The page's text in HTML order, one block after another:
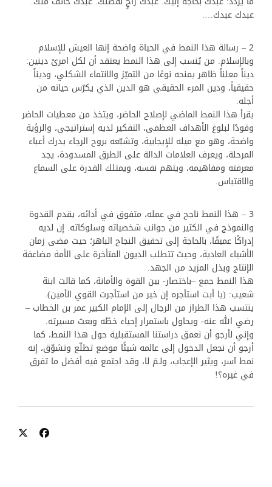
عبدك عبدك….
2 – رسالة هذا النمط في الحياة واضحة إنها العيش للإسلام
وبالإسلام. من يُنسب إلى هذا النمط يعتقد أن لكل امرئ دينين:
ديناً معلناً ظاهر يمنحه نوعًا من التميّز والانتماء الشكلي، وديناً
حقيقياً، ودين المرء الحقيقي هو الدين الذي يكرّس حياته من
أجله.
يقرأ هذا النمط الماضي لإصلاح الحاضر، ويتخذ من معطيات الحاضر
وقودًا لبلوغ الأهداف العظمى، التفكير لديه إستراتيجي، والرؤية
واضحة، وهو مع ميله للإيجابية، وتشبّعه بروح الرجاء يدرك أعباء
المرحلة، ويعرف العلامات الدالة على الطرق المسدودة، يجد
معرفته ومفاهيمه، ويتهم نفسه، ويمتلك القدرة على السماع
والاقتباس.
3 – هذا النمط ناجح في عمله، متفوق في أدائه، يقدم القدوة
والنموذج في الكثير من جوانب شخصياته وسلوكاته. إن لديه
إدراكًا عميقًا، بالحاجة إلى تحقيق النجاح الباهر؛ حيث مضى زمان
الأشياء العادية، وحيث تتطلب الديون المتأخرة على الأمة مضاعفة
الإنتاج وبذل المزيد من الجهد.
هذا النمط جمع –باختصار- بين القوة والأمانة، كما قالت ابنة
شعيب: (يا أبت استأجره إن خير من استأجرت القوي الأمين).
ينتسب هذا الطراز من الرجال إلى الإمام الكبير عمر بن الخطاب –
رضي الله عنه- ويحاول باستمرار إحياء خطّه وبعث مسيرته.
وإني لأرجو أن نعمق دراستنا المستقبلية حول هذا النمط، كما
أرجو أن نجعل الدخول إلى عالمه شيئًا موضع تطلّع وتشوّق، إنه
نمط آسر، ويثير الإعجاب، ولـمَ لا، وقد اجتمع فيه أفضل ما تفرق
في غيره؟!